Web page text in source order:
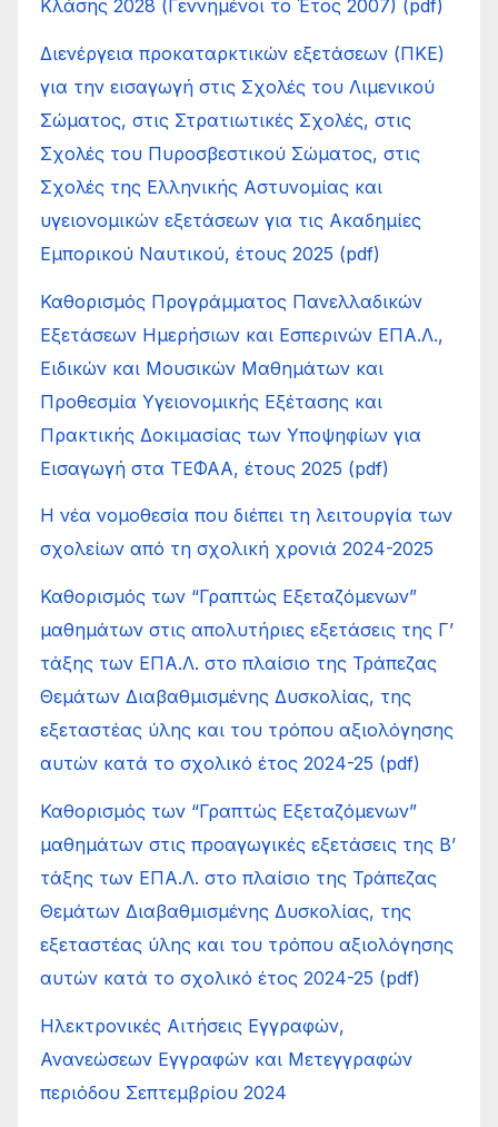
Κλάσης 2028 (Γεννημένοι το Έτος 2007) (pdf)
Διενέργεια προκαταρκτικών εξετάσεων (ΠΚΕ)
για την εισαγωγή στις Σχολές του Λιμενικού
Σώματος, στις Στρατιωτικές Σχολές, στις
Σχολές του Πυροσβεστικού Σώματος, στις
Σχολές της Ελληνικής Αστυνομίας και
υγειονομικών εξετάσεων για τις Ακαδημίες
Εμπορικού Ναυτικού, έτους 2025 (pdf)
Καθορισμός Προγράμματος Πανελλαδικών
Εξετάσεων Ημερήσιων και Εσπερινών ΕΠΑ.Λ.,
Ειδικών και Μουσικών Μαθημάτων και
Προθεσμία Υγειονομικής Εξέτασης και
Πρακτικής Δοκιμασίας των Υποψηφίων για
Εισαγωγή στα ΤΕΦΑΑ, έτους 2025 (pdf)
Η νέα νομοθεσία που διέπει τη λειτουργία των
σχολείων από τη σχολική χρονιά 2024-2025
Καθορισμός των “Γραπτώς Εξεταζόμενων”
μαθημάτων στις απολυτήριες εξετάσεις της Γ’
τάξης των ΕΠΑ.Λ. στο πλαίσιο της Τράπεζας
Θεμάτων Διαβαθμισμένης Δυσκολίας, της
εξεταστέας ύλης και του τρόπου αξιολόγησης
αυτών κατά το σχολικό έτος 2024-25 (pdf)
Καθορισμός των “Γραπτώς Εξεταζόμενων”
μαθημάτων στις προαγωγικές εξετάσεις της Β’
τάξης των ΕΠΑ.Λ. στο πλαίσιο της Τράπεζας
Θεμάτων Διαβαθμισμένης Δυσκολίας, της
εξεταστέας ύλης και του τρόπου αξιολόγησης
αυτών κατά το σχολικό έτος 2024-25 (pdf)
Ηλεκτρονικές Αιτήσεις Εγγραφών,
Ανανεώσεων Εγγραφών και Μετεγγραφών
περιόδου Σεπτεμβρίου 2024